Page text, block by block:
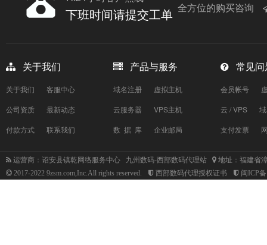
下班时间请提交工单 全方位的购买咨询
关于我们
关于我们
客服中心
公司资质
最新动态
付款方式
联系我们
产品与服务
域名注册
虚拟主机
云服务器
VPS主机
数 据 库
企业邮局
常见问
会员帐号
云 / VPS
支付发票
运营商：诏安县镇乾网络服务中心 九州数码-西部数码代理站
地址：福建省
2017-2022 9zsm.com,Inc.All rights reserved.
西部数码代理授权证书 闽ICP